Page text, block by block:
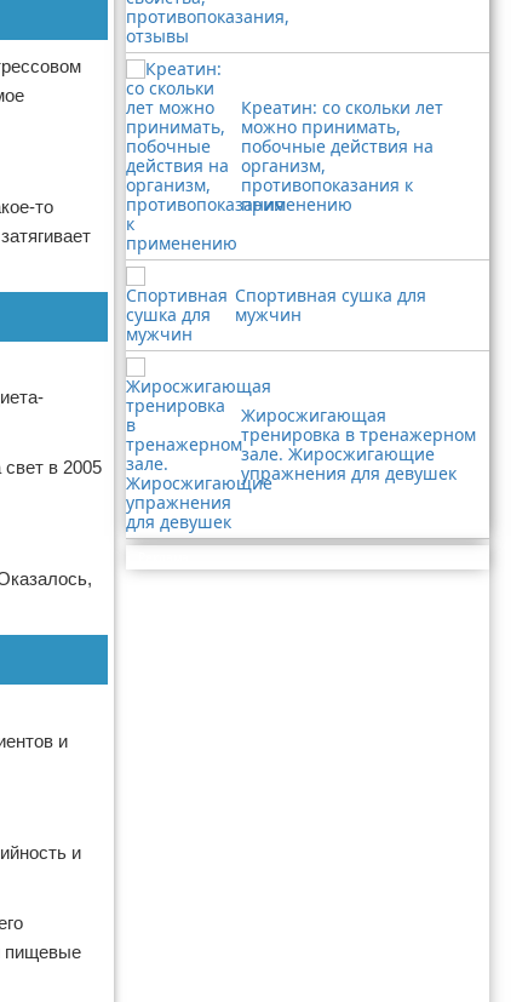
то
в 2005
и
и
пищевые
Креатин: со скольки лет
можно принимать,
побочные действия на
организм,
противопоказания к
применению
Спортивная сушка для
мужчин
Жиросжигающая
тренировка в тренажерном
зале. Жиросжигающие
упражнения для девушек